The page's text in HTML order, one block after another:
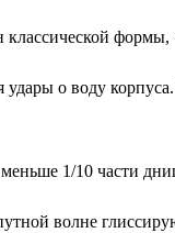
формы,
о воду
1/10 части
волне